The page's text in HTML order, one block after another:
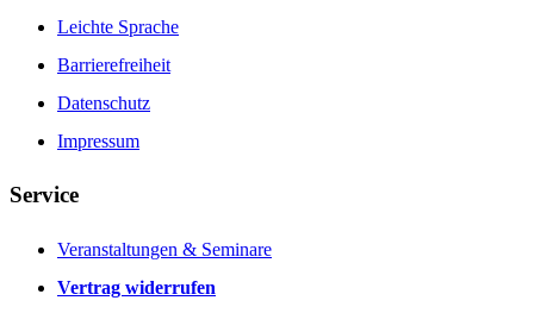
Leichte Sprache
Barrierefreiheit
Datenschutz
Impressum
Service
Veranstaltungen & Seminare
Vertrag widerrufen